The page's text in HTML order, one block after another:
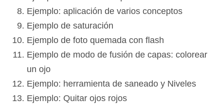
Ejemplo: aplicación de varios conceptos
Ejemplo de saturación
Ejemplo de foto quemada con flash
Ejemplo de modo de fusión de capas: colorear
un ojo
Ejemplo: herramienta de saneado y Niveles
Ejemplo: Quitar ojos rojos